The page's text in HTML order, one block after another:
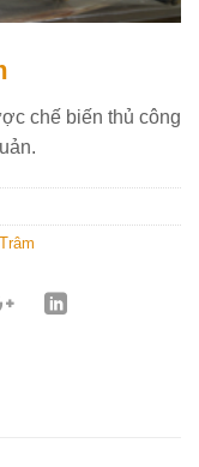
chế biến thủ công